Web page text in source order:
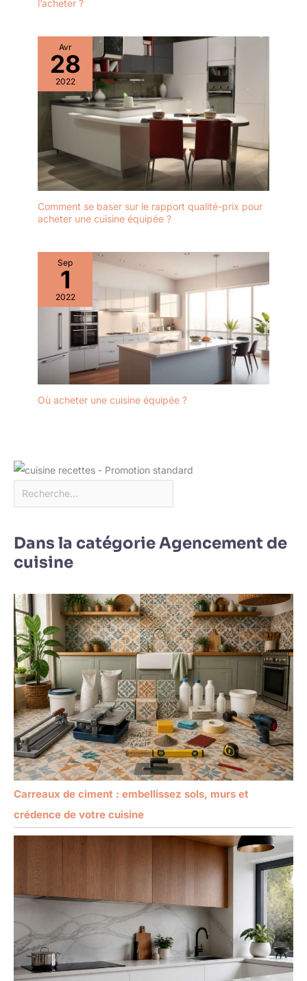
l’acheter ?
Avr
28
2022
Comment se baser sur le rapport qualité-prix pour
acheter une cuisine équipée ?
Sep
1
2022
Où acheter une cuisine équipée ?
Dans la catégorie Agencement de
cuisine
Carreaux de ciment : embellissez sols, murs et
crédence de votre cuisine